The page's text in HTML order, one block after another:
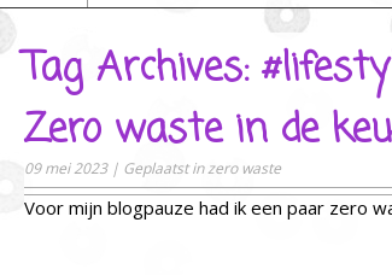
Tag Archives:
Zero waste in de
09 mei 2023 | Geplaatst inzero waste
Voor mijn blogpauze had ik een paar zero